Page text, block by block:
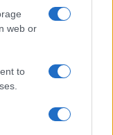
web or
to
Από
Η